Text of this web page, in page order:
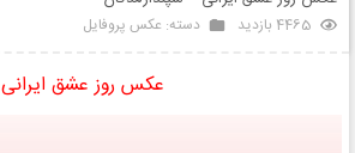
4465 بازدید دسته: عکس پروفایل
عکس روز عشق ایرانی